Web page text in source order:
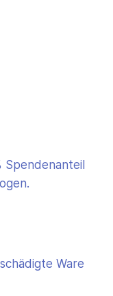
Spendenanteil
Ware